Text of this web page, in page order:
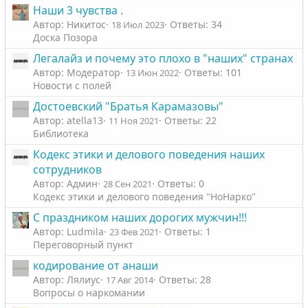
Наши 3 чувства .
Автор: Никитос 18 Июл 2023 Ответы: 34
Доска Позора
Легалайз и почему это плохо в "наших" странах
Автор: Модератор 13 Июн 2022 Ответы: 101
Новости с полей
Достоевский "Братья Карамазовы"
Автор: atella13 11 Ноя 2021
Ответы: 22
Библиотека
Кодекс этики и делового поведения наших
сотрудников
Автор: Админ 28 Сен 2021
Ответы: 0
Кодекс этики и делового поведения "НоНарко"
С праздником наших дорогих мужчин!!!
Автор: Ludmila 23 Фев 2021
Ответы: 1
Переговорный пункт
кодирование от анаши
Автор: Лялиус 17 Авг 2014 Ответы: 28
Вопросы о наркомании